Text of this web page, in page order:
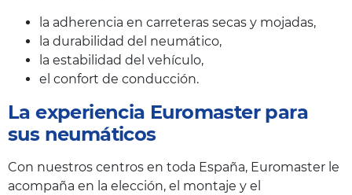
la adherencia en carreteras secas y mojadas,
la durabilidad del neumático,
la estabilidad del vehículo,
el confort de conducción.
La experiencia Euromaster para
sus neumáticos
Con nuestros centros en toda España, Euromaster le
acompaña en la elección, el montaje y el